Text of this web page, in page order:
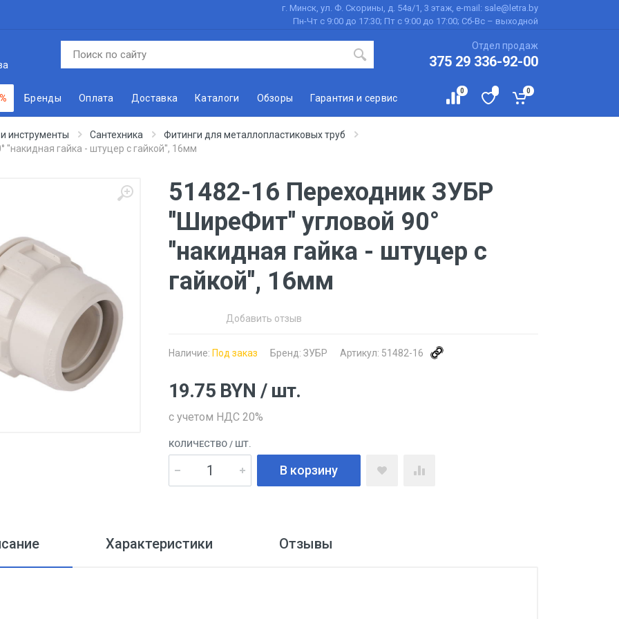
г. Минск, ул. Ф. Скорины, д. 54а/1, 3 этаж, e-mail: sale@letra.by
Пн-Чт с 9:00 до 17:30; Пт с 9:00 до 17:00; Сб-Вс – выходной
Отдел продаж
375 29 336-92-00
Бренды Оплата Доставка Каталоги Обзоры Гарантия и сервис
0 0
инструменты Сантехника
Фитинги для металлопластиковых труб
гайка - штуцер с гайкой'', 16мм
51482-16 Переходник ЗУБР
''ШиреФит'' угловой 90°
''накидная гайка - штуцер с
гайкой'', 16мм
Добавить отзыв
Наличие: Под заказ Бренд: ЗУБР Артикул: 51482-16
19.75 BYN / шт.
с учетом НДС 20%
КОЛИЧЕСТВО / ШТ.
В корзину
Характеристики Отзывы